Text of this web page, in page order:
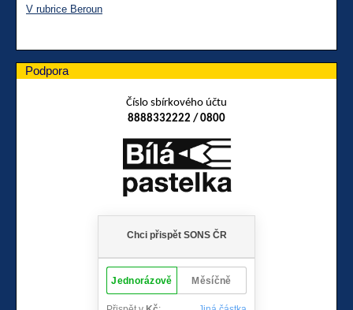
V rubrice Beroun
Podpora
Číslo sbírkového účtu
8888332222 / 0800